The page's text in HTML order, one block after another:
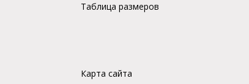
Таблица размеров
Карта сайта